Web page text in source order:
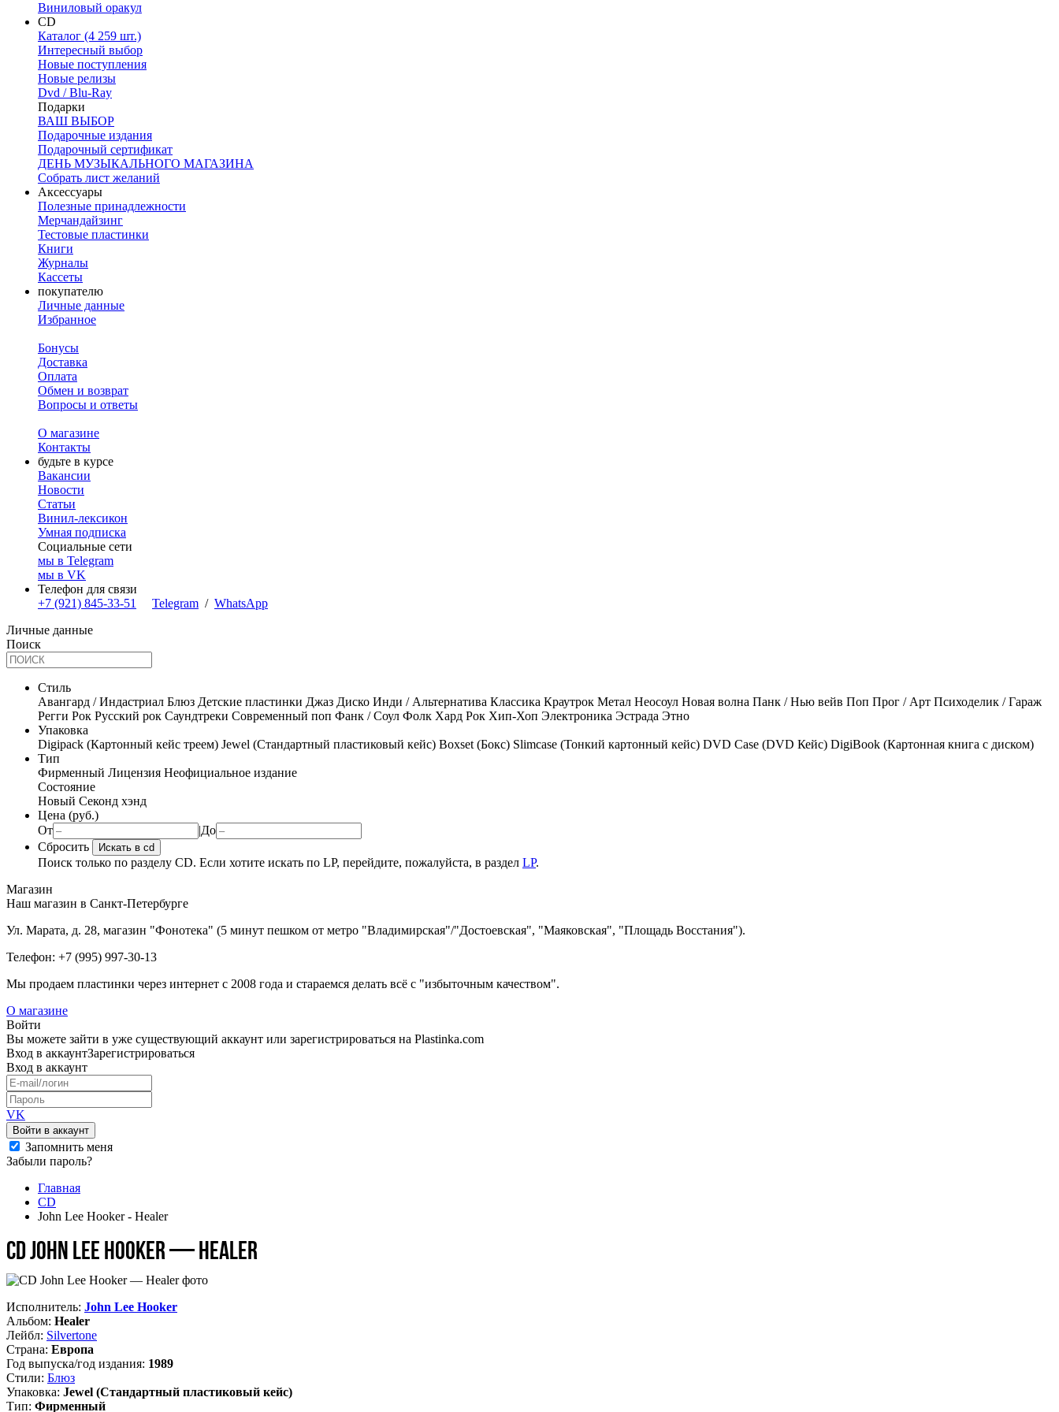
Виниловый оракул
CD
Каталог (4 259 шт.)
Интересный выбор
Новые поступления
Новые релизы
Dvd / Blu-Ray
Подарки
ВАШ ВЫБОР
Подарочные издания
Подарочный сертификат
ДЕНЬ МУЗЫКАЛЬНОГО МАГАЗИНА
Собрать лист желаний
Аксессуары
Полезные принадлежности
Мерчандайзинг
Тестовые пластинки
Книги
Журналы
Кассеты
покупателю
Личные данные
Избранное
Бонусы
Доставка
Оплата
Обмен и возврат
Вопросы и ответы
О магазине
Контакты
будьте в курсе
Вакансии
Новости
Статьи
Винил-лексикон
Умная подписка
Социальные сети
мы в Telegram
мы в VK
Телефон для связи
+7 (921) 845-33-51
Telegram / WhatsApp
Личные данные
Поиск
Стиль
Авангард / Индастриал Блюз Детские пластинки Джаз Диско Инди / Альтернатива Классика Краутрок Метал Неосоул Новая волна Панк / Нью вейв Поп Прог / Арт Психоделик / Гараж
Регги Рок Русский рок Саундтреки Современный поп Фанк / Соул Фолк Хард Рок Хип-Хоп Электроника Эстрада Этно
Упаковка
Digipack (Картонный кейс треем) Jewel (Стандартный пластиковый кейс) Boxset (Бокс) Slimcase (Тонкий картонный кейс) DVD Case (DVD Кейс) DigiBook (Картонная книга с диском)
Тип
Фирменный Лицензия Неофициальное издание
Состояние
Новый Секонд хэнд
Цена (руб.)
От
|До
Сбросить
Искать в cd
Поиск только по разделу CD. Если хотите искать по LP, перейдите, пожалуйста, в раздел LP.
Магазин
Наш магазин в Санкт-Петербурге
Ул. Марата, д. 28, магазин "Фонотека" (5 минут пешком от метро "Владимирская"/"Достоевская", "Маяковская", "Площадь Восстания").
Телефон: +7 (995) 997-30-13
Мы продаем пластинки через интернет c 2008 года и стараемся делать всё с "избыточным качеством".
О магазине
Войти
Вы можете зайти в уже существующий аккаунт или зарегистрироваться на Plastinka.com
Вход в аккаунтЗарегистрироваться
Вход в аккаунт
VK
Войти в аккаунт
Запомнить меня
Забыли пароль?
Главная
CD
John Lee Hooker - Healer
CD John Lee Hooker — Healer
Исполнитель: John Lee Hooker
Альбом: Healer
Лейбл: Silvertone
Страна: Европа
Год выпуска/год издания: 1989
Стили: Блюз
Упаковка: Jewel (Стандартный пластиковый кейс)
Тип: Фирменный